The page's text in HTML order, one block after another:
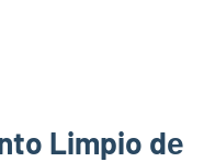
Limpio dе